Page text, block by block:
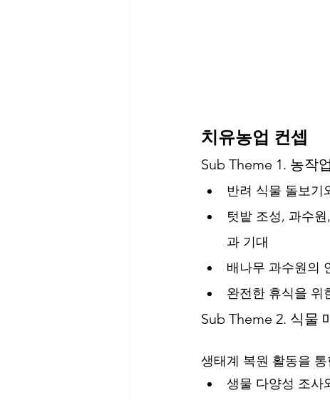
치유농업 컨셉
Sub Theme 1. 농작
반려 식물 돌보기
텃밭 조성, 과수
과 기대
배나무 과수원의
완전한 휴식을 위
Sub Theme 2. 식물
생태계 복원 활동을
생물 다양성 조사